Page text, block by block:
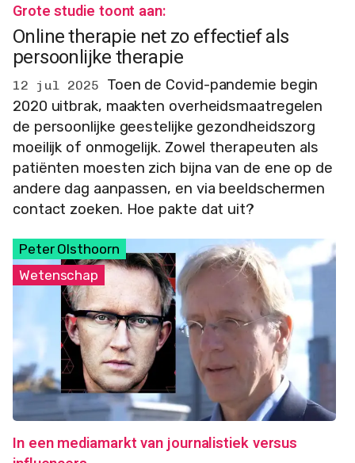
Grote studie toont aan:
Online therapie net zo effectief als
persoonlijke therapie
12 jul 2025 Toen de Covid-pandemie begin
2020 uitbrak, maakten overheidsmaatregelen
de persoonlijke geestelijke gezondheidszorg
moeilijk of onmogelijk. Zowel therapeuten als
patiënten moesten zich bijna van de ene op de
andere dag aanpassen, en via beeldschermen
contact zoeken. Hoe pakte dat uit?
Peter Olsthoorn
Wetenschap
In een mediamarkt van journalistiek versus